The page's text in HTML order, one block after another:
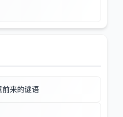
前来的谜语